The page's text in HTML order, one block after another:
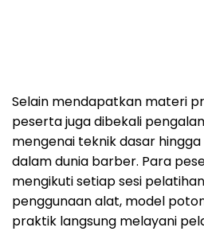
Selain mendapatkan materi
peserta juga dibekali
mengenai teknik dasar
dalam dunia barber. Para
mengikuti setiap sesi
penggunaan alat, model
praktik langsung melayani